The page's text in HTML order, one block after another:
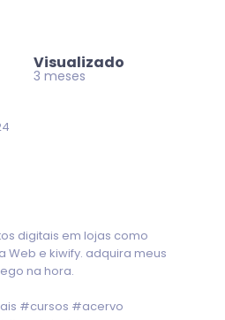
Visualizado
3 meses
digitais em lojas como
Web e kiwify. adquira meus
na hora.
#cursos #acervo